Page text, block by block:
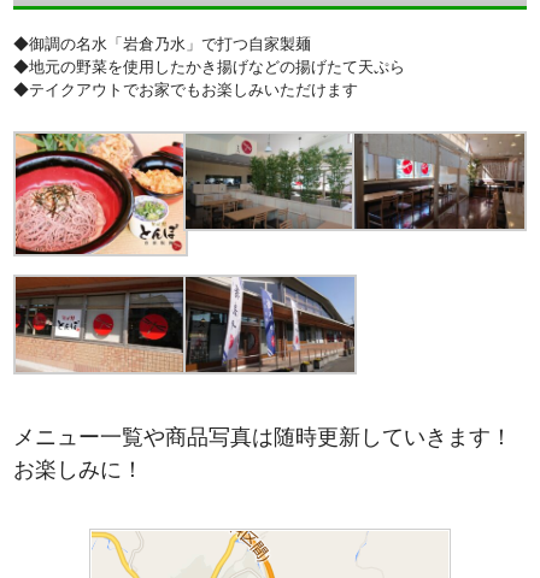
◆御調の名水「岩倉乃水」で打つ自家製麺
◆地元の野菜を使用したかき揚げなどの揚げたて天ぷら
◆テイクアウトでお家でもお楽しみいただけます
メニュー一覧や商品写真は随時更新していきます！
お楽しみに！